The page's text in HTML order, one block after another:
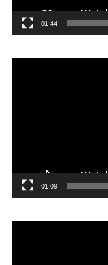
01:44
01:09